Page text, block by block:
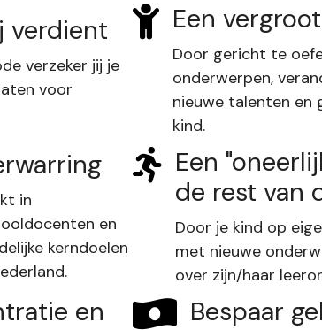
verdient
verzeker jij je
voor
Een
Door gericht te
onderwerpen,
nieuwe talenten en
kind.
in
en
kerndoelen
Een
de rest van
Door je kind op
met nieuwe
over zijn/haar
en
Bespaar